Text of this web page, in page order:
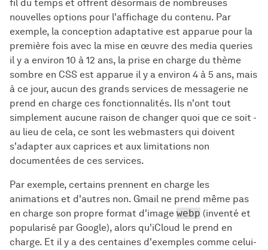
fil du temps et offrent désormais de nombreuses
nouvelles options pour l'affichage du contenu. Par
exemple, la conception adaptative est apparue pour la
première fois avec la mise en œuvre des media queries
il y a environ 10 à 12 ans, la prise en charge du thème
sombre en CSS est apparue il y a environ 4 à 5 ans, mais
à ce jour, aucun des grands services de messagerie ne
prend en charge ces fonctionnalités. Ils n'ont tout
simplement aucune raison de changer quoi que ce soit -
au lieu de cela, ce sont les webmasters qui doivent
s'adapter aux caprices et aux limitations non
documentées de ces services.
Par exemple, certains prennent en charge les
animations et d'autres non. Gmail ne prend même pas
en charge son propre format d'image webp (inventé et
popularisé par Google), alors qu'iCloud le prend en
charge. Et il y a des centaines d'exemples comme celui-